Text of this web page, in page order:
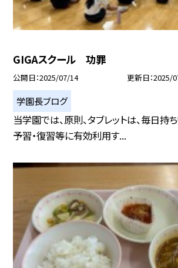
GIGAスクール 功罪
公開日 2025/07/14 更新日 2025/
学園長ブログ
当学園では、原則、タブレットは、毎日持
予習・復習等に有効利用す...